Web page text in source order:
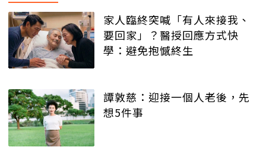
家人臨終突喊「有人來接我、
要回家」？醫授回應方式快
學：避免抱憾終生
譚敦慈：迎接一個人老後，先
想5件事